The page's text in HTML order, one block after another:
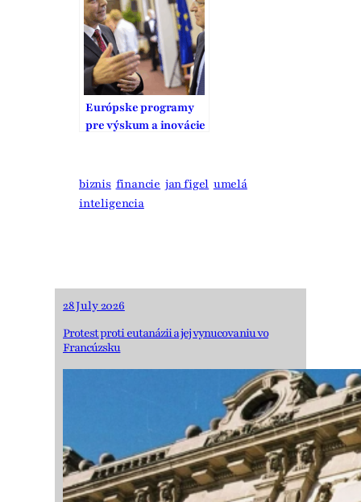
Európske programy
pre výskum a inovácie
biznis financie jan figel umelá
inteligencia
28 July 2026
Protest proti eutanázii a jej vynucovaniu vo
Francúzsku